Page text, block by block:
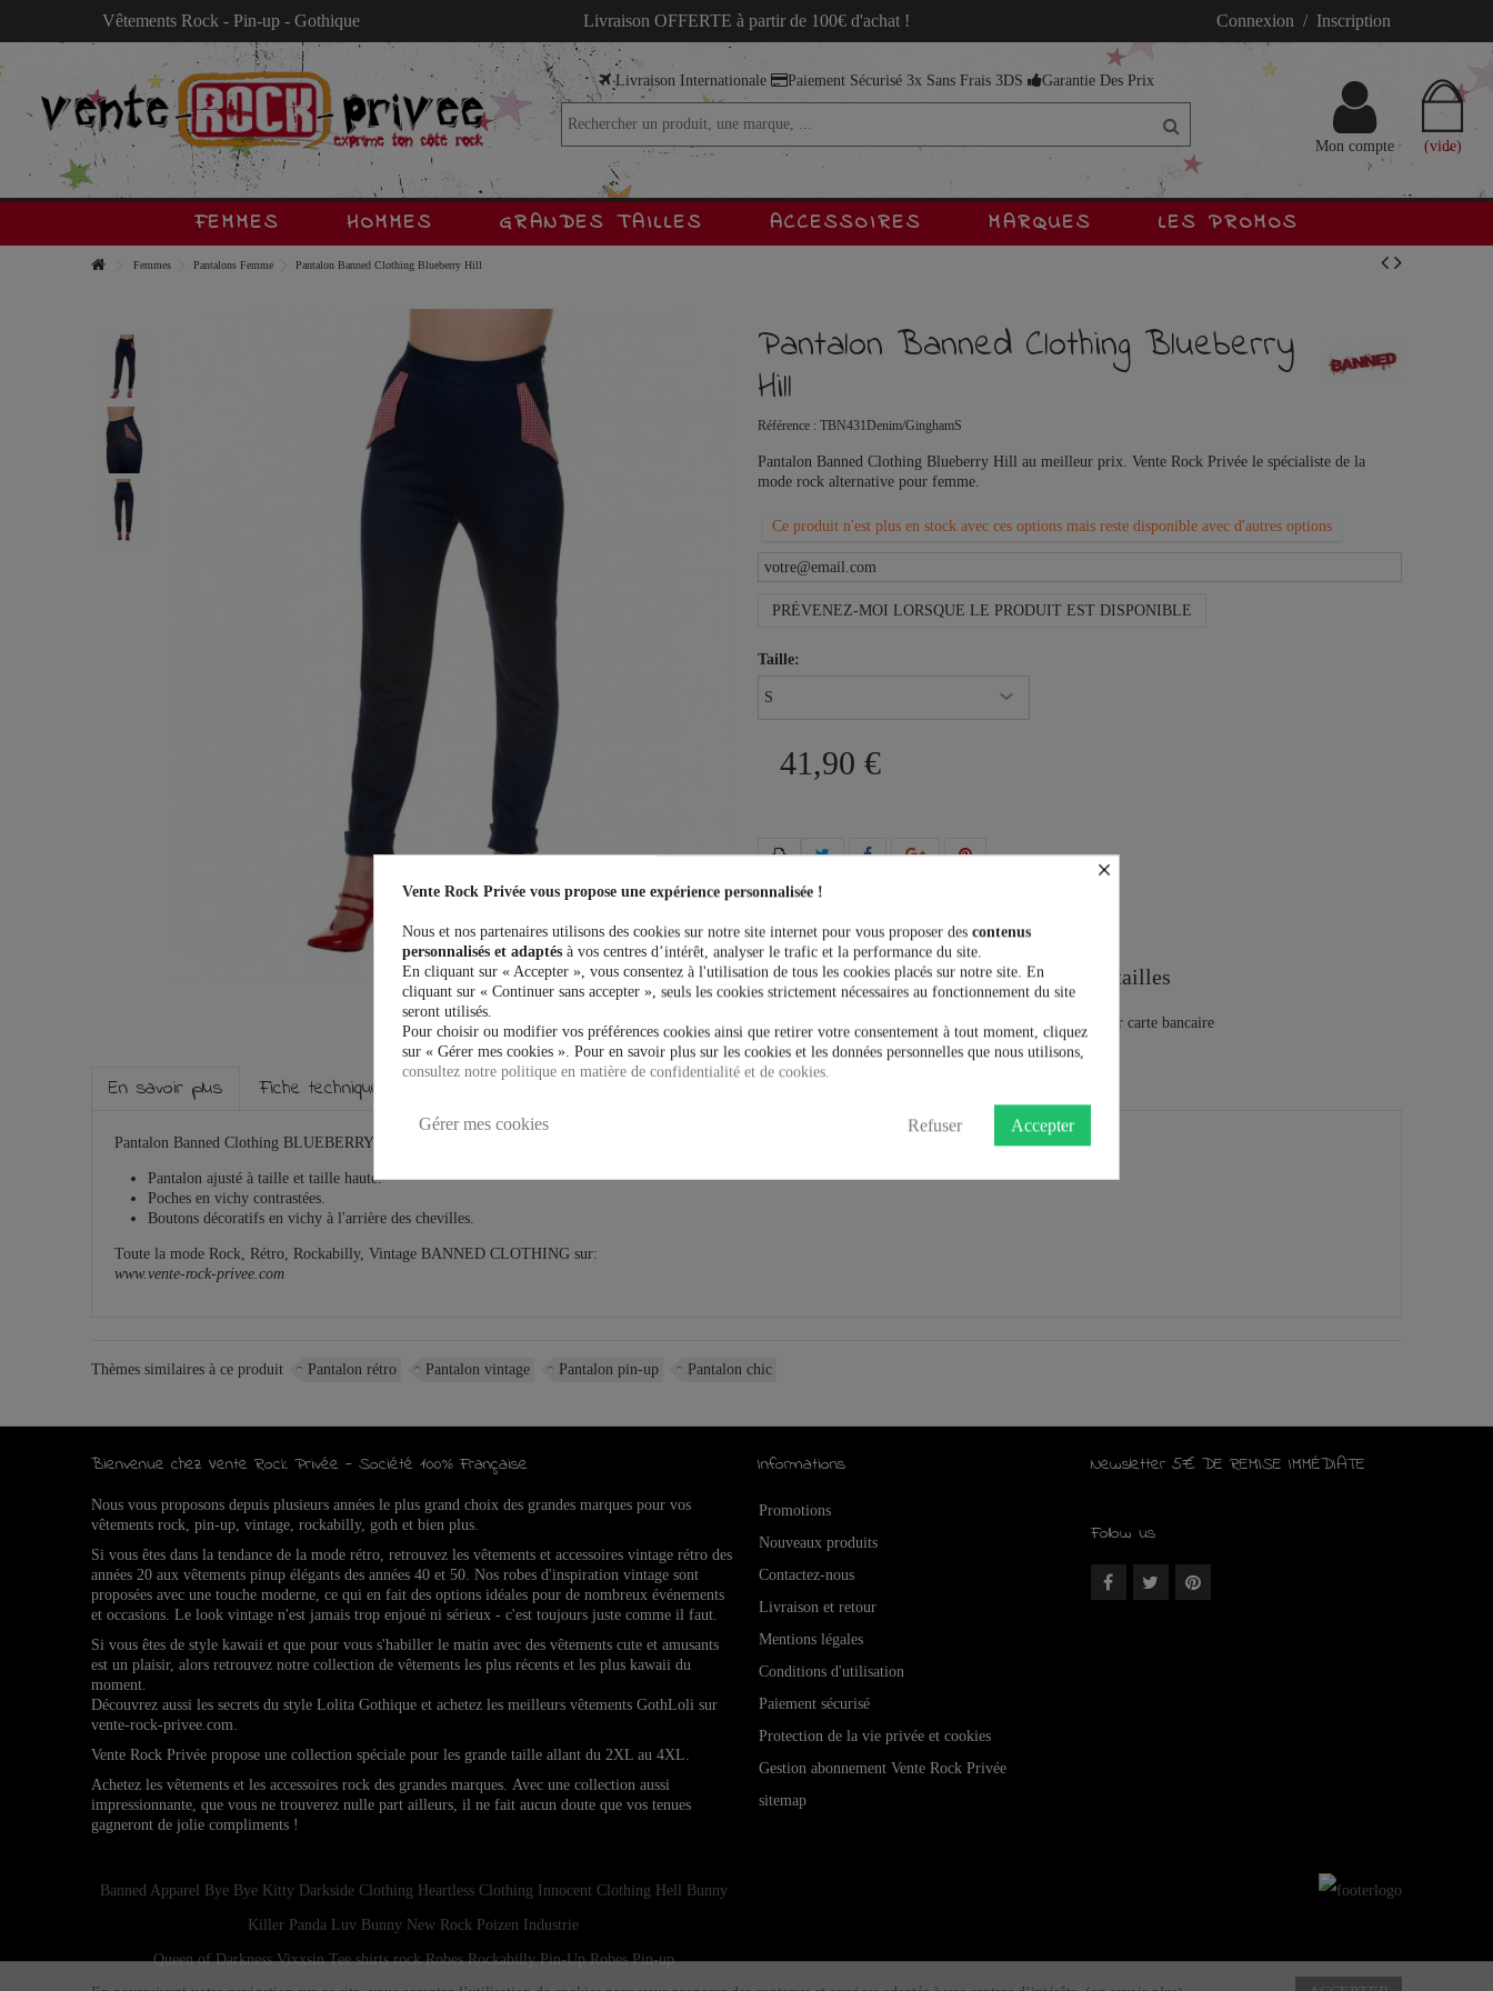
Vêtements Rock - Pin-up - Gothique Livraison OFFERTE à partir de 100€ d'achat ! Connexion / Inscription
Livraison Internationale Paiement Sécurisé 3x Sans Frais 3DS Garantie Des Prix
(vide)
Mon compte
FEMMES HOMMES GRANDES TAILLES ACCESSOIRES MARQUES LES PROMOS
Femmes Pantalons Femme Pantalon Banned Clothing Blueberry Hill
Pantalon Banned Clothing Blueberry
Hill
Référence : TBN431Denim/GinghamS
Pantalon Banned Clothing Blueberry Hill au meilleur prix. Vente Rock Privée le spécialiste de la
mode rock alternative pour femme.
Ce produit n'est plus en stock avec ces options mais reste disponible avec d'autres options
PRÉVENEZ-MOI LORSQUE LE PRODUIT EST DISPONIBLE
Taille:
41,90 €
Guide des tailles
En savoir plus Fiche technique
Pantalon Banned Clothing BLUEBERRY HILL.
Pantalon ajusté à taille et taille haute.
Poches en vichy contrastées.
Boutons décoratifs en vichy à l'arrière des chevilles.
Toute la mode Rock, Rétro, Rockabilly, Vintage BANNED CLOTHING sur:
www.vente-rock-privee.com
Thèmes similaires à ce produit Pantalon rétro Pantalon vintage Pantalon pin-up Pantalon chic
Bienvenue chez Vente Rock Privée - Société 100% Française
Nous vous proposons depuis plusieurs années le plus grand choix des grandes marques pour vos
vêtements rock, pin-up, vintage, rockabilly, goth et bien plus.
Si vous êtes dans la tendance de la mode rétro, retrouvez les vêtements et accessoires vintage rétro des
années 20 aux vêtements pinup élégants des années 40 et 50.Nos robes d'inspiration vintage sont
proposées avec une touche moderne, ce qui en fait des options idéales pour de nombreux événements
et occasions.Le look vintage n'est jamais trop enjoué ni sérieux - c'est toujours juste comme il faut.
Si vous êtes de style kawaii et que pour vous s'habiller le matin avec des vêtements cute et amusants
est un plaisir, alors retrouvez notre collection de vêtements les plus récents et les plus kawaii du
moment.
Découvrez aussi les secrets du style Lolita Gothique et achetez les meilleurs vêtements GothLoli sur
vente-rock-privee.com.
Vente Rock Privée propose une collection spéciale pour les grande taille allant du 2XL au 4XL.
Achetez les vêtements et les accessoires rock des grandes marques.Avec une collection aussi
impressionnante, que vous ne trouverez nulle part ailleurs, il ne fait aucun doute que vos tenues
gagneront de jolie compliments !
Informations
Promotions
Nouveaux produits
Contactez-nous
Livraison et retour
Mentions légales
Conditions d'utilisation
Paiement sécurisé
Protection de la vie privée et cookies
Gestion abonnement Vente Rock Privée
sitemap
Newsletter 5€ DE REMISE IMMÉDIATE
Follow us
Banned Apparel Bye Bye Kitty Darkside Clothing Heartless Clothing Innocent Clothing Hell Bunny
Killer Panda Luv Bunny New Rock Poizen Industrie
Queen of Darkness Vixxsin Tee shirts rock Robes Rockabilly Pin-Up Robes Pin-up
×
Vente Rock Privée vous propose une expérience personnalisée !
Nous et nos partenaires utilisons des cookies sur notre site internet pour vous proposer des contenus
personnalisés et adaptés à vos centres d’intérêt, analyser le trafic et la performance du site.
En cliquant sur « Accepter », vous consentez à l'utilisation de tous les cookies placés sur notre site. En
cliquant sur « Continuer sans accepter », seuls les cookies strictement nécessaires au fonctionnement du site
seront utilisés.
Pour choisir ou modifier vos préférences cookies ainsi que retirer votre consentement à tout moment, cliquez
sur « Gérer mes cookies ». Pour en savoir plus sur les cookies et les données personnelles que nous utilisons,
consultez notre politique en matière de confidentialité et de cookies.
Accepter
Refuser
Gérer mes cookies